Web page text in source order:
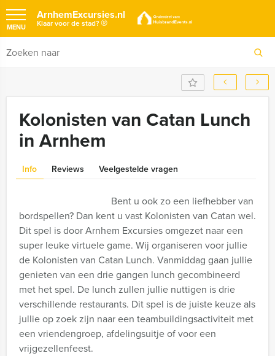
ArnhemExcursies.nl
Klaar voor de stad?®
MENU
Kolonisten van Catan Lunch
in Arnhem
Info Reviews Veelgestelde vragen
Bent u ook zo een liefhebber van
bordspellen? Dan kent u vast Kolonisten van Catan wel.
Dit spel is door Arnhem Excursies omgezet naar een
super leuke virtuele game. Wij organiseren voor jullie
de Kolonisten van Catan Lunch. Vanmiddag gaan jullie
genieten van een drie gangen lunch gecombineerd
met het spel. De lunch zullen jullie nuttigen is drie
verschillende restaurants. Dit spel is de juiste keuze als
jullie op zoek zijn naar een teambuildingsactiviteit met
een vriendengroep, afdelingsuitje of voor een
vrijgezellenfeest.